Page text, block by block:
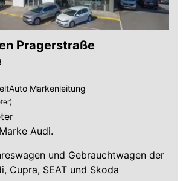
Pragerstraße
Markenleitung
Audi.
und Gebrauchtwagen der
Cupra, SEAT und Skoda